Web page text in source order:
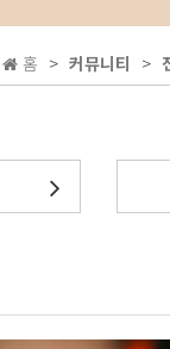
홈 커뮤니티